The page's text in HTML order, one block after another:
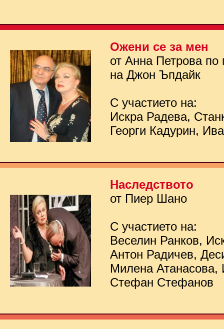
Ожени се за мен
от Анна Петрова по
на Джон Ъпдайк
С участието на:
Искра Радева,
Георги Кадурин,
Наследството
от Пиер Шано
С участието на:
Веселин Ранков,
Антон Радичев,
Милена Атанасова,
Стефан Стефанов